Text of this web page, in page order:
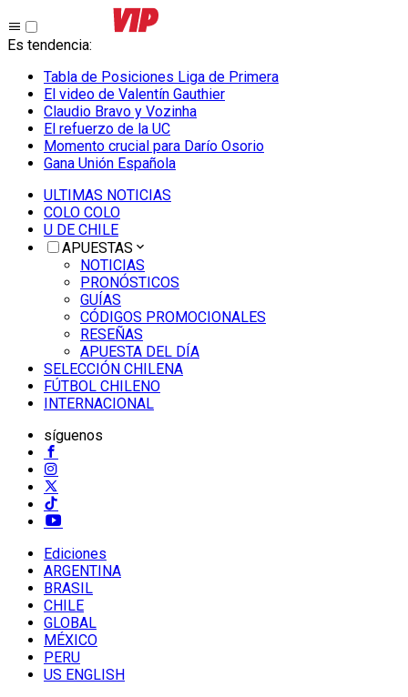
Es tendencia:
Tabla de Posiciones Liga de Primera
El video de Valentín Gauthier
Claudio Bravo y Vozinha
El refuerzo de la UC
Momento crucial para Darío Osorio
Gana Unión Española
ULTIMAS NOTICIAS
COLO COLO
U DE CHILE
APUESTAS
NOTICIAS
PRONÓSTICOS
GUÍAS
CÓDIGOS PROMOCIONALES
RESEÑAS
APUESTA DEL DÍA
SELECCIÓN CHILENA
FÚTBOL CHILENO
INTERNACIONAL
síguenos
Ediciones
ARGENTINA
BRASIL
CHILE
GLOBAL
MÉXICO
PERU
US ENGLISH